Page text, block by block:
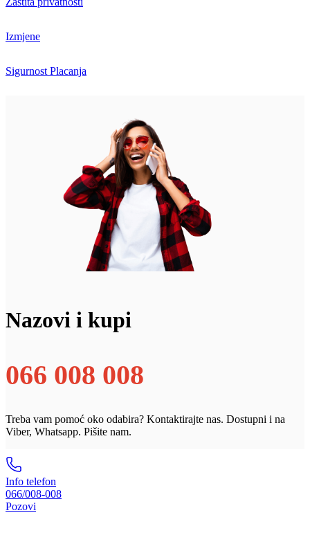
Izmjene
Sigurnost Placanja
Nazovi i kupi
066 008 008
Treba vam pomoć oko odabira? Kontaktirajte nas. Dostupni i na
Viber, Whatsapp. Pišite nam.
Info telefon
066/008-008
Pozovi